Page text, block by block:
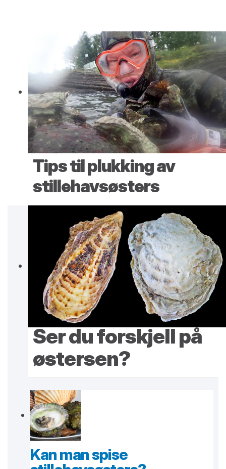
Tips til plukking av
stillehavsøsters
Ser du forskjell på
østersen?
Kan man spise